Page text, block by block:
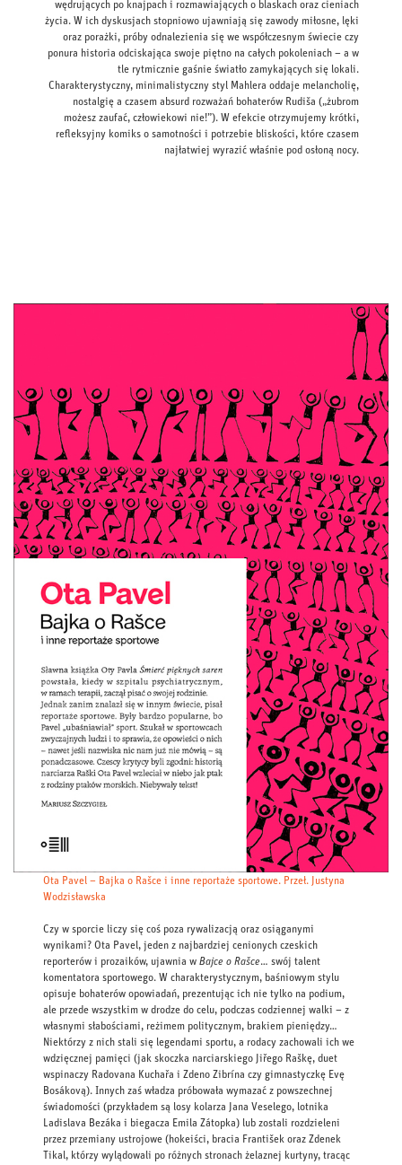
wędrujących po knajpach i rozmawiających o blaskach oraz cieniach
życia. W ich dyskusjach stopniowo ujawniają się zawody miłosne, lęki
oraz porażki, próby odnalezienia się we współczesnym świecie czy
ponura historia odciskająca swoje piętno na całych pokoleniach – a w
tle rytmicznie gaśnie światło zamykających się lokali.
Charakterystyczny, minimalistyczny styl Mahlera oddaje melancholię,
nostalgię a czasem absurd rozważań bohaterów Rudiša („żubrom
możesz zaufać, człowiekowi nie!”). W efekcie otrzymujemy krótki,
refleksyjny komiks o samotności i potrzebie bliskości, które czasem
najłatwiej wyrazić właśnie pod osłoną nocy.
Ota Pavel – Bajka o Rašce i inne reportaże sportowe. Przeł. Justyna
Wodzisławska
Czy w sporcie liczy się coś poza rywalizacją oraz osiąganymi
wynikami? Ota Pavel, jeden z najbardziej cenionych czeskich
reporterów i prozaików, ujawnia wBajce o Rašce… swój talent
komentatora sportowego. W charakterystycznym, baśniowym stylu
opisuje bohaterów opowiadań, prezentując ich nie tylko na podium,
ale przede wszystkim w drodze do celu, podczas codziennej walki – z
własnymi słabościami, reżimem politycznym, brakiem pieniędzy…
Niektórzy z nich stali się legendami sportu, a rodacy zachowali ich we
wdzięcznej pamięci (jak skoczka narciarskiego Jiřego Raškę, duet
wspinaczy Radovana Kuchařa i Zdeno Zibrína czy gimnastyczkę Evę
Bosákovą). Innych zaś władza próbowała wymazać z powszechnej
świadomości (przykładem są losy kolarza Jana Veselego, lotnika
Ladislava Bezáka i biegacza Emila Zátopka) lub zostali rozdzieleni
przez przemiany ustrojowe (hokeiści, bracia František oraz Zdenek
Tikal, którzy wylądowali po różnych stronach żelaznej kurtyny, tracąc